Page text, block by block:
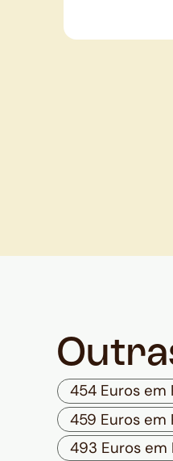
454 Euros em
459 Euros em
493 Euros em